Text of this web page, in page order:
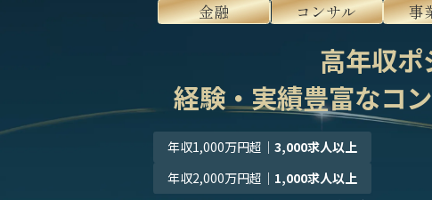
金融 コンサル 事
高年収
経験・実績豊富なコ
年収1,000万円超 ｜3,000求人以上
年収2,000万円超 ｜ 1,000求人以上